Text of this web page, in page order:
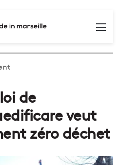
de
veut
zéro déchet